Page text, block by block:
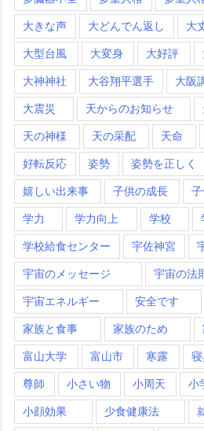
大きな声 大どんでん返し 大
大型台風 大変身 大好評
大神神社 大谷翔平選手 大阪
大震災 天からのお知らせ
天の神様 天の采配 天命
好転反応 姿勢 姿勢を正しく
嬉しい出来事 子供の成長
学力 学力向上 学校
学校給食センター 宇佐神宮
宇宙のメッセージ 宇宙の法
宇宙エネルギー 安全です
家族と食事 家族のため
富山大学 富山市 寒露
尊師 小さい物 小周天 小
小顔効果 少食健康法